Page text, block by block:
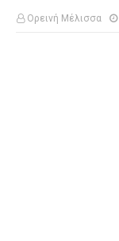
Ορεινή Μέλισσα